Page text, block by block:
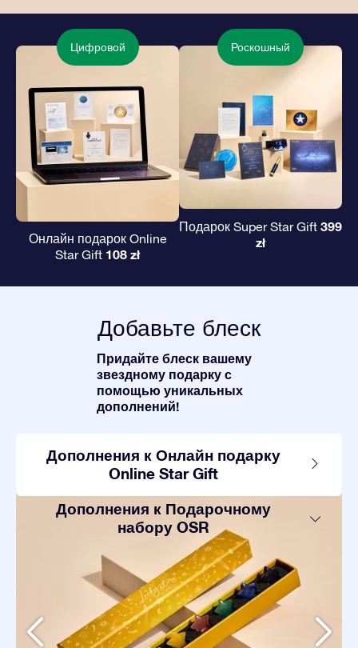
Цифровой
Онлайн подарок Online
Star Gift 108 zł
Роскошный
Подарок Super Star Gift 399
zł
Добавьте блеск
Придайте блеск вашему
звездному подарку с
помощью уникальных
дополнений!
Дополнения к Онлайн подарку
Online Star Gift
Дополнения к Подарочному
набору OSR